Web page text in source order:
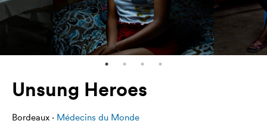
Unsung Heroes
Bordeaux · Médecins du Monde